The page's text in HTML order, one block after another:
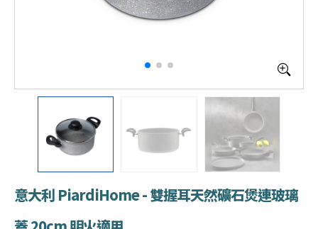
意大利 PiardiHome - 雙握耳天然礦石煲連玻璃